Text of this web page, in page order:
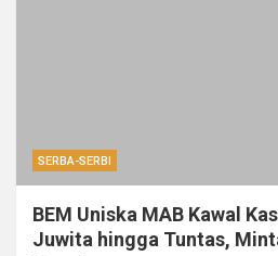
SERBA-SERBI
BEM Uniska MAB Kawal
Juwita hingga Tuntas,